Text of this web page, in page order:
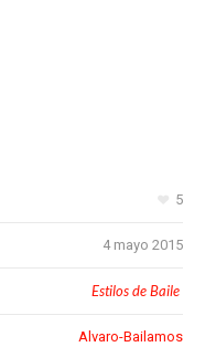
5
4 mayo 2015
Estilos de Baile
Alvaro-Bailamos